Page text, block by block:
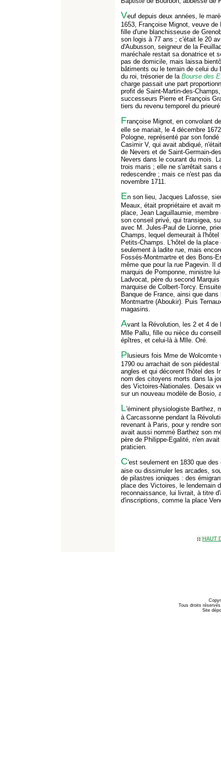
Veuf depuis deux années, le
1653, Françoise Mignot, veuve
fille d'une blanchisseuse de
son logis à 77 ans ; c'était le 20
d'Aubusson, seigneur de la
maréchale restait sa donatrice et
pas de domicile, mais laissa
bâtiments ou le terrain de celui
du roi, trésorier de la Bourse des
charge passait une part
profit de Saint-Martin-des-
successeurs Pierre et François
tiers du revenu temporel du
Françoise Mignot, en convolant
elle se mariait, le 4 décembre
Pologne, représenté par son
Casimir V, qui avait abdiqué,
de Nevers et de Saint-Germain-
Nevers dans le courant du mois.
trois maris ; elle ne s'arrêtait sans
redescendre ; mais ce n'est pas
novembre 1711.
En son lieu, Jacques Lafosse,
Meaux, était propriétaire et avait
place, Jean Laguillaumie,
son conseil privé, qui transigea,
avec M. Jules-Paul de Lionne,
Champs, lequel demeurait à
Petits-Champs. L'hôtel de la
seulement à ladite rue, mais
Fossés-Montmartre et des Bons-
même que pour la rue Pagevin. Il
marquis de Pomponne, ministre
Ladvocat, père du second
marquise de Colbert-Torcy.
Banque de France, ainsi que
Montmartre (Aboukir). Puis
magasins.
Avant la Révolution, les 2 et 4 de
Mlle Pallu, fille ou nièce du
épîtres, et celui-là à Mlle. Oré.
P lusieurs fois Mme de
1790 ou arrachait de son
angles et qui décorent l'hôtel des
nom des citoyens morts dans la
des Victoires-Nationales. Desaix
sur un nouveau modèle de Bosio,
L'éminent physiologiste Barthez,
à Carcassonne pendant la
revenant à Paris, pour y rendre
avait aussi nommé Barthez son
père de Philippe-Egalité, n'en
praticien.
C'est seulement en 1830 que
aise ou dissimuler les arcades,
de pilastres ioniques : des
place des Victoires, le lendemain
reconnaissance, lui livrait, à titre
d'inscriptions, comme la place
:: HAUT
Tous droits
Site